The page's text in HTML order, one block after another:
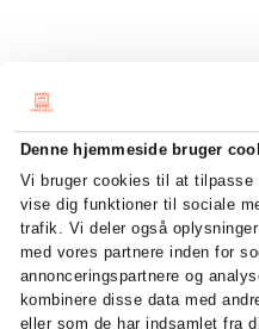
Denne hjemmeside bruger
Vi bruger cookies til at
vise dig funktioner til sociale
trafik. Vi deler også
med vores partnere inden for
annonceringspartnere og
kombinere disse data med
eller som de har indsamlet fra